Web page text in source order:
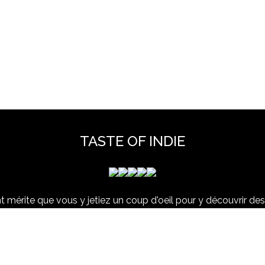
TASTE OF INDIE
que vous y jetiez un coup d'oeil pour y découvrir